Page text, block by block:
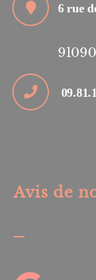
6 rue
91090
Avis de